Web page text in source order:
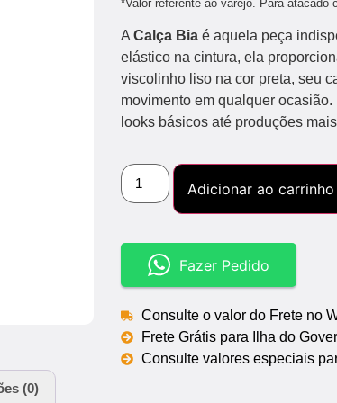
*Valor referente ao varejo. Para
A Calça Bia é aquela peça
elástico na cintura, ela
viscolinho liso na cor preta, seu
movimento em qualquer
looks básicos até produções
Adicionar ao carrinho
Fazer Pedido
Consulte o valor do Frete no
Frete Grátis para Ilha do
Consulte valores especiais
(0)